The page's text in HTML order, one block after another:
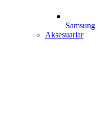
Samsung
Aksesuarlar